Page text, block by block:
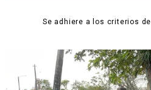
Se adhiere a los criterios de